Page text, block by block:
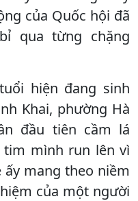
của Quốc hội đã
qua từng chặng
hiện đang sinh
Khai, phường Hà
đầu tiên cầm lá
tim mình run lên vì
mang theo niềm
của một người